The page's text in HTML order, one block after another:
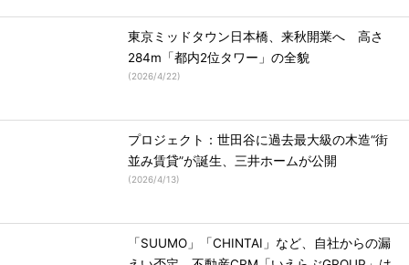
東京ミッドタウン日本橋、来秋開業へ 高さ
284m「都内2位タワー」の全貌
(2026/4/22)
プロジェクト：世田谷に過去最大級の木造“街
並み賃貸”が誕生、三井ホームが公開
(2026/4/13)
「SUUMO」「CHINTAI」など、自社からの漏